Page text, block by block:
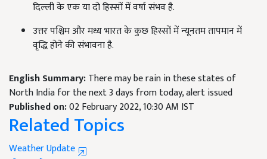
दिल्ली के एक या दो हिस्सों में वर्षा संभव है.
उत्तर पश्चिम और मध्य भारत के कुछ हिस्सों में न्यूनतम तापमान में
वृद्धि होने की संभावना है.
English Summary:There may be rain in these states of
North India for the next 3 days from today, alert issued
Published on:02 February 2022, 10:30 AM IST
Related Topics
Weather Update